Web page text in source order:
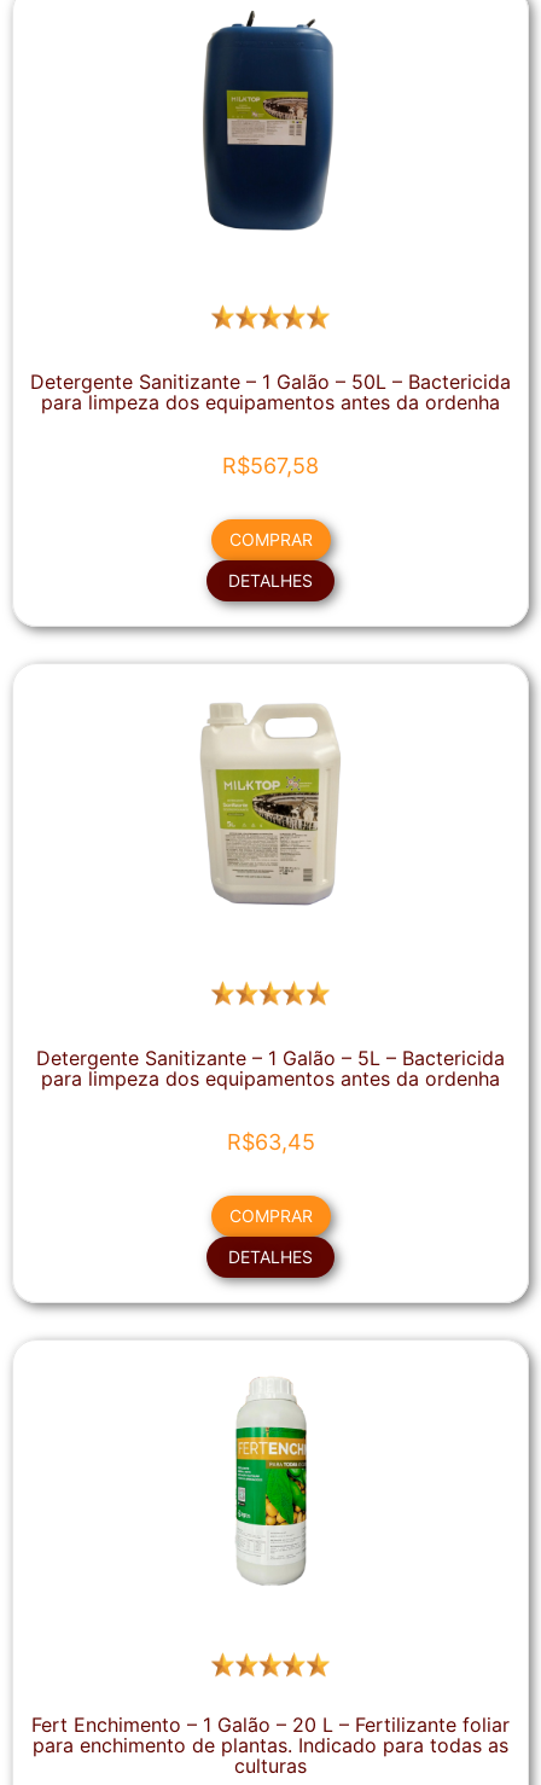
Detergente Sanitizante – 1 Galão – 50L – Bactericida
para limpeza dos equipamentos antes da ordenha
R$567,58
COMPRAR
DETALHES
Detergente Sanitizante – 1 Galão – 5L – Bactericida
para limpeza dos equipamentos antes da ordenha
R$63,45
COMPRAR
DETALHES
Fert Enchimento – 1 Galão – 20 L – Fertilizante foliar
para enchimento de plantas. Indicado para todas as
culturas